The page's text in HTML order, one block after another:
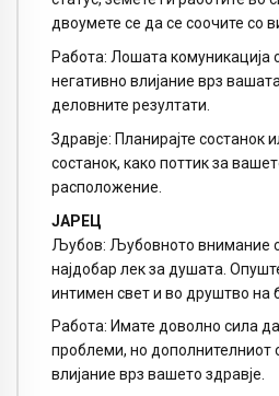
двоумете се да се соочите со
Работа: Лошата комуникација
негативно влијание врз
деловните резултати.
Здравје: Планирајте состанок
состанок, како поттик за
расположение.
ЈАРЕЦ
Љубов: Љубовното внимание
најдобар лек за душата.
интимен свет и во друштво на
Работа: Имате доволно сила
проблеми, но дополнителниот
влијание врз вашето здравје.